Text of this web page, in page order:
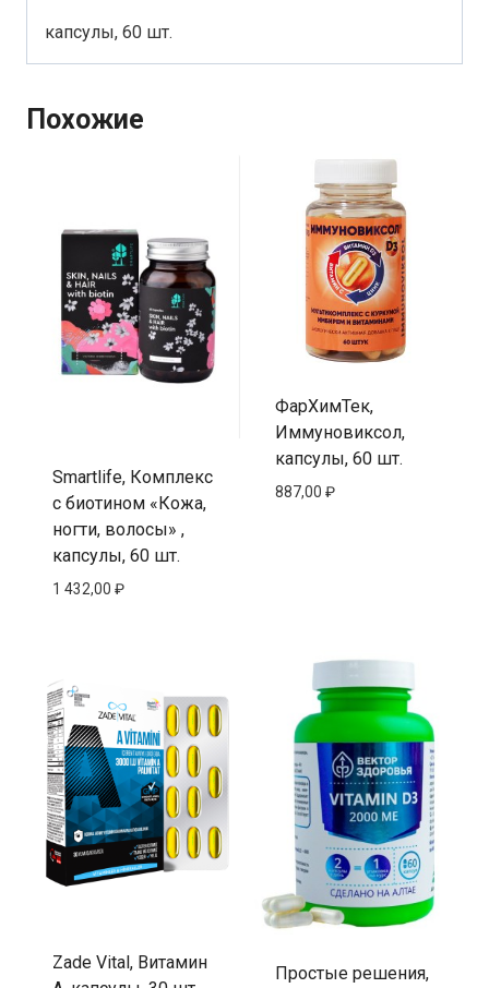
капсулы, 60 шт.
Похожие
Smartlife, Комплекс
с биотином «Кожа,
ногти, волосы» ,
капсулы, 60 шт.
1 432,00 ₽
ФарХимТек,
Иммуновиксол,
капсулы, 60 шт.
887,00 ₽
Zade Vital, Витамин
Простые решения,